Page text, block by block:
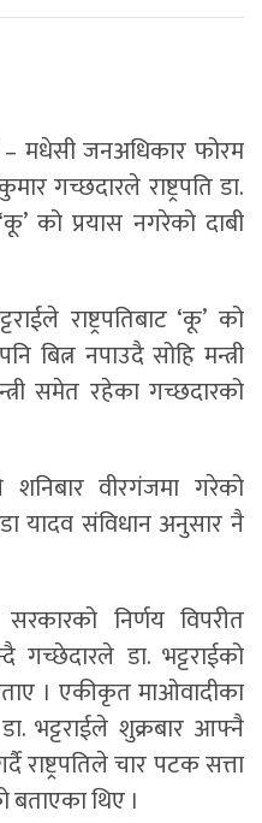
– मधेसी जनअधिकार फोरम
गच्छदारले राष्ट्रपति डा.
को प्रयास नगरेको दाबी
राष्ट्रपतिबाट ‘कू’ को
बित्न नपाउदै सोहि मन्त्री
समेत रहेका गच्छदारको
वीरगंजमा गरेको
यादव संविधान अनुसार नै
निर्णय विपरीत
गच्छेदारले डा. भट्टराईको
। एकीकृत माओवादीका
डा. भट्टराईले शुक्रबार आफ्नै
राष्ट्रपतिले चार पटक सत्ता
बताएका थिए ।